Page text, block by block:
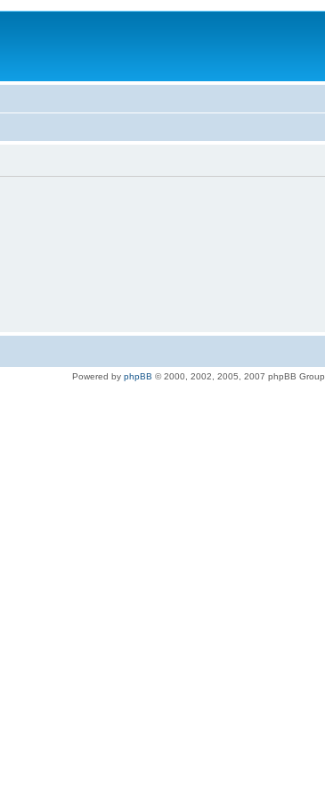
Powered by phpBB © 2000, 2002, 2005, 2007 phpBB Group